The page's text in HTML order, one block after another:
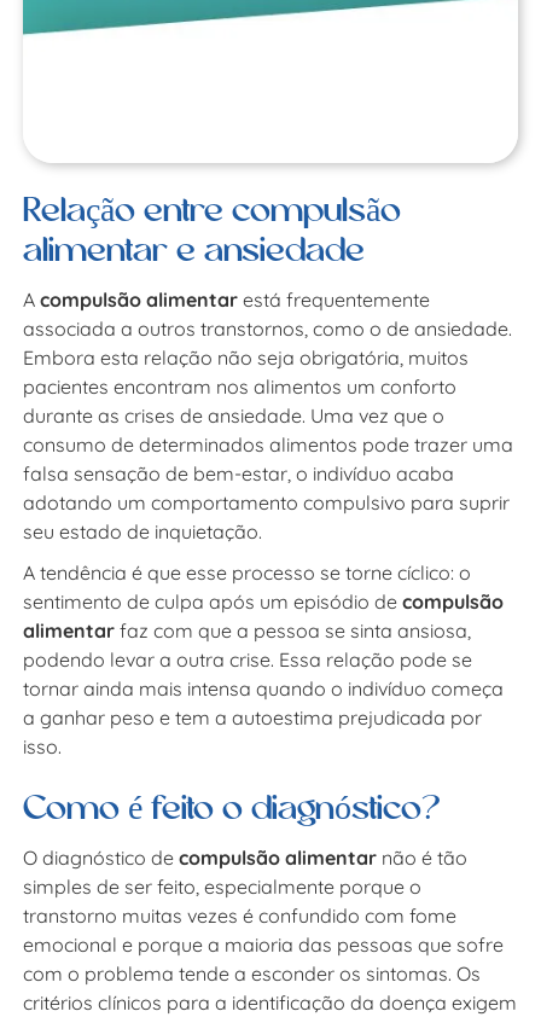
Relação entre compulsão
alimentar e ansiedade
Acompulsão alimentarestá frequentemente
associada a outros transtornos, como o de ansiedade.
Embora esta relação não seja obrigatória, muitos
pacientes encontram nos alimentos um conforto
durante as crises de ansiedade. Uma vez que o
consumo de determinados alimentos pode trazer uma
falsa sensação de bem-estar, o indivíduo acaba
adotando um comportamento compulsivo para suprir
seu estado de inquietação.
A tendência é que esse processo se torne cíclico: o
sentimento de culpa após um episódio decompulsão
alimentarfaz com que a pessoa se sinta ansiosa,
podendo levar a outra crise. Essa relação pode se
tornar ainda mais intensa quando o indivíduo começa
a ganhar peso e tem a autoestima prejudicada por
isso.
Como é feito o diagnóstico?
O diagnóstico decompulsão alimentar não é tão
simples de ser feito, especialmente porque o
transtorno muitas vezes é confundido com fome
emocional e porque a maioria das pessoas que sofre
com o problema tende a esconder os sintomas. Os
critérios clínicos para a identificação da doença exigem